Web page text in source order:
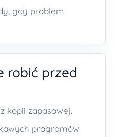
gdy problem
robić przed
kopii zapasowej.
programów